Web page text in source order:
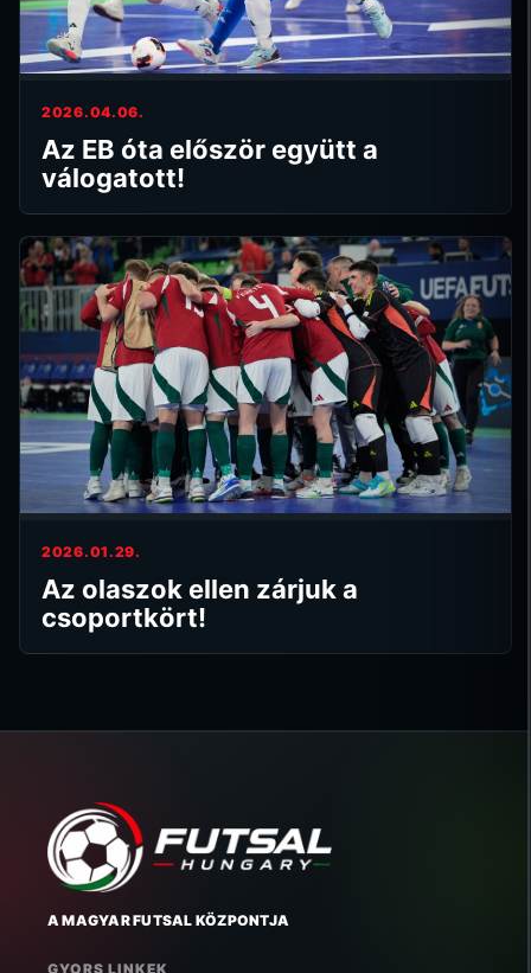
2026.04.06.
Az EB óta először együtt a
válogatott!
2026.01.29.
Az olaszok ellen zárjuk a
csoportkört!
A MAGYAR FUTSAL KÖZPONTJA
GYORS LINKEK